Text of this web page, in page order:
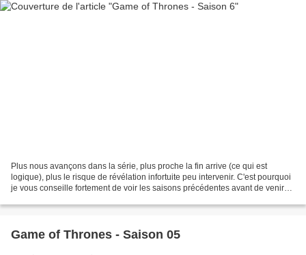
Plus nous avançons dans la série, plus proche la fin arrive (ce qui est
logique), plus le risque de révélation infortuite peu intervenir. C'est pourquoi
je vous conseille fortement de voir les saisons précédentes avant de venir
Game of Thrones - Saison 05